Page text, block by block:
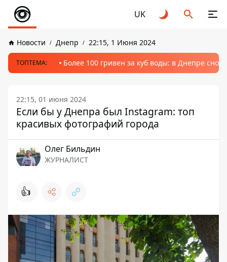
UK
Новости Днепр 22:15, 1 Июня 2024
ТОПТЕМА: Более 100 гривен за куб воды: в Днепре
22:15, 01 июня 2024
Если бы у Днепра был Instagram: топ
красивых фотографий города
Олег Бильдин
ЖУРНАЛИСТ
👍